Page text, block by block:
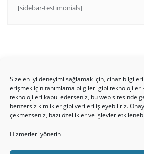
Size en iyi deneyimi sağlamak için, cihaz
erişmek için tanımlama bilgileri gibi teknolojiler
teknolojileri kabul ederseniz, bu web sitesinde
benzersiz kimlikler gibi verileri işleyebiliriz.
çekmezseniz, bazı özellikler ve işlevler
Hizmetleri yönetin
[sidebar-testimonials]
HAKKIMIZDA Üyelik Kuralları
Online Kutsal Kitap
ABNSAT Türkiye –